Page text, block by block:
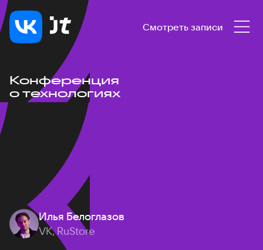
Смотреть записи
Конференция
о технологиях
Илья Белоглазов
VK, RuStore